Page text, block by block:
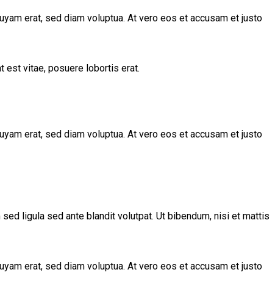
erat, sed diam voluptua. At vero eos et accusam et justo
est vitae, posuere lobortis erat.
erat, sed diam voluptua. At vero eos et accusam et justo
ligula sed ante blandit volutpat. Ut bibendum, nisi et mattis
erat, sed diam voluptua. At vero eos et accusam et justo